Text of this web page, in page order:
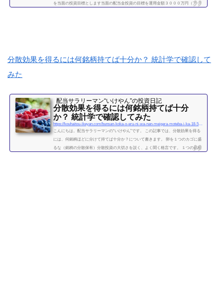
を当面の投資目標とします当面の配当金投資の目標を運用金額３０００万円（アッ
分散効果を得るには何銘柄持てば十分か？ 統計学で確認して
みた
配当サラリーマン“いけやん”の投資日記 ​
分散効果を得るには何銘柄持てば十分
か？ 統計学で確認してみた
こんにちは。配当サラリーマンの“いけやん”です。 この記事では、分散効果を得る
には、何銘柄ほどに分けて持てば十分か？について書きます。 卵を１つのカゴに盛
るな（銘柄の分散保有）分散投資の大切さを説く、よく聞く格言です。 １つの銘柄